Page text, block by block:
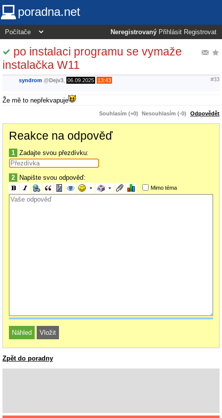
poradna.net
Neregistrovaný Přihlásit Registrovat
po instalaci programu se vymaže
instalačka W11
syndrom @Dejv3 06.09.2025 13:43 #33
Že mě to nepřekvapuje
Souhlasím (+0) Nesouhlasím (-0) Odpovědět
Reakce na odpověď
1 Zadajte svou přezdívku:
2 Napište svou odpověď:
Mimo téma
Zpět do poradny